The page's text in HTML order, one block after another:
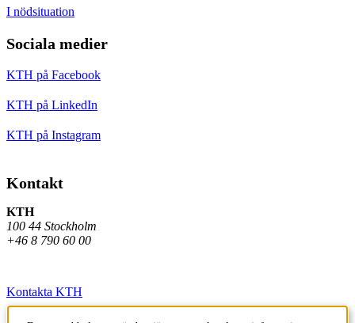
I nödsituation
Sociala medier
KTH på Facebook
KTH på LinkedIn
KTH på Instagram
Kontakt
KTH
100 44 Stockholm
+46 8 790 60 00
Kontakta KTH